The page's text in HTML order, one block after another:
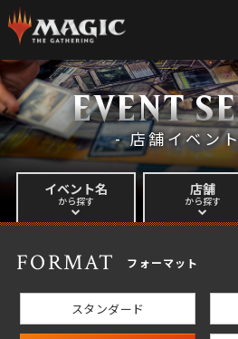
EVENT
- 店舗イベン
イベント名
から探す
店舗
から探す
FORMAT フォーマット
スタンダード